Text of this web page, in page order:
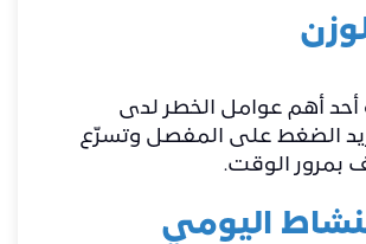
أحد أهم عوامل الخطر لدى
الضغط على المفصل وتسرّع
بمرور الوقت.
اليومي